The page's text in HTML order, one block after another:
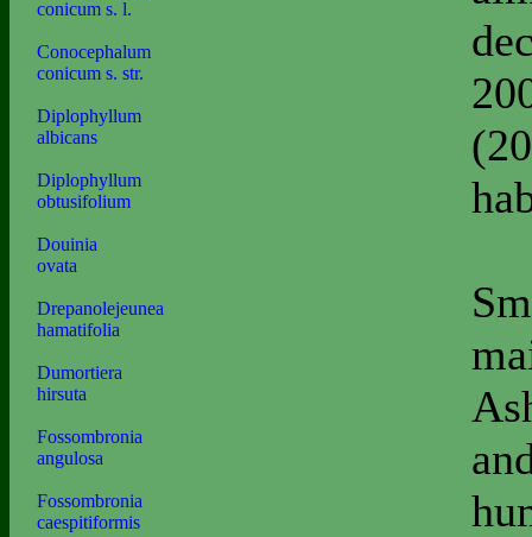
conicum s. l.
Conocephalum
conicum s. str.
Diplophyllum
albicans
Diplophyllum
obtusifolium
Douinia
ovata
Drepanolejeunea
hamatifolia
Dumortiera
hirsuta
Fossombronia
angulosa
Fossombronia
caespitiformis